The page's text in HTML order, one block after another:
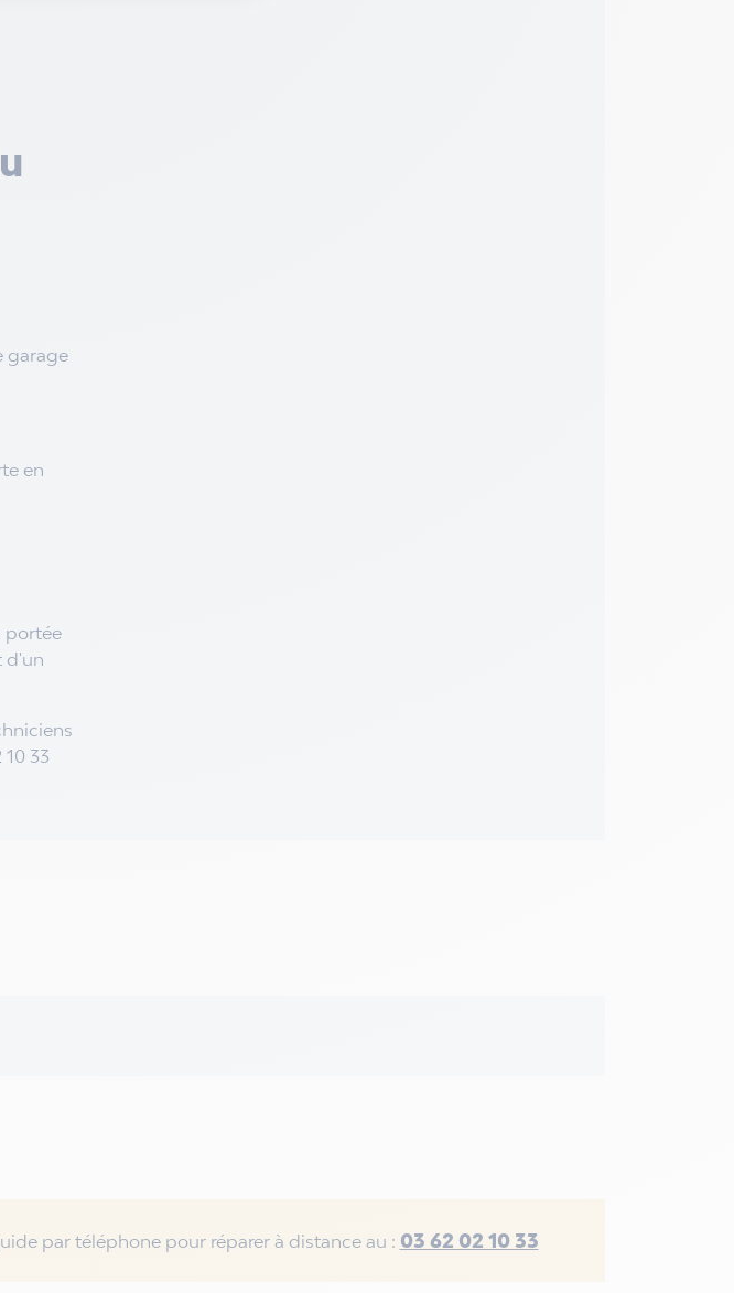
garage
en
portée
d'un
33
par téléphone pour réparer à distance au : 03 62 02 10 33